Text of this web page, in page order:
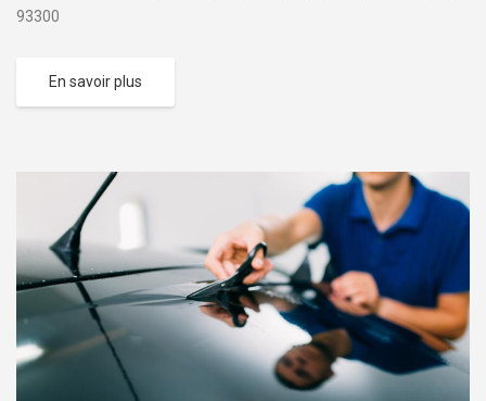
93300
En savoir plus